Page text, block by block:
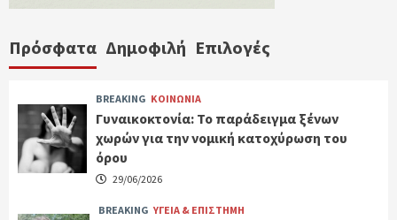
Πρόσφατα Δημοφιλή Επιλογές
BREAKING ΚΟΙΝΩΝΙΑ
Γυναικοκτονία: Το παράδειγμα ξένων
χωρών για την νομική κατοχύρωση του
όρου
29/06/2026
BREAKING ΥΓΕΙΑ & ΕΠΙΣΤΗΜΗ